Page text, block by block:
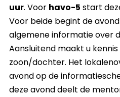
uur. Voor havo-5 start
Voor beide begint de
algemene informatie over
Aansluitend maakt u
zoon/dochter. Het
avond op de
deze avond deelt de